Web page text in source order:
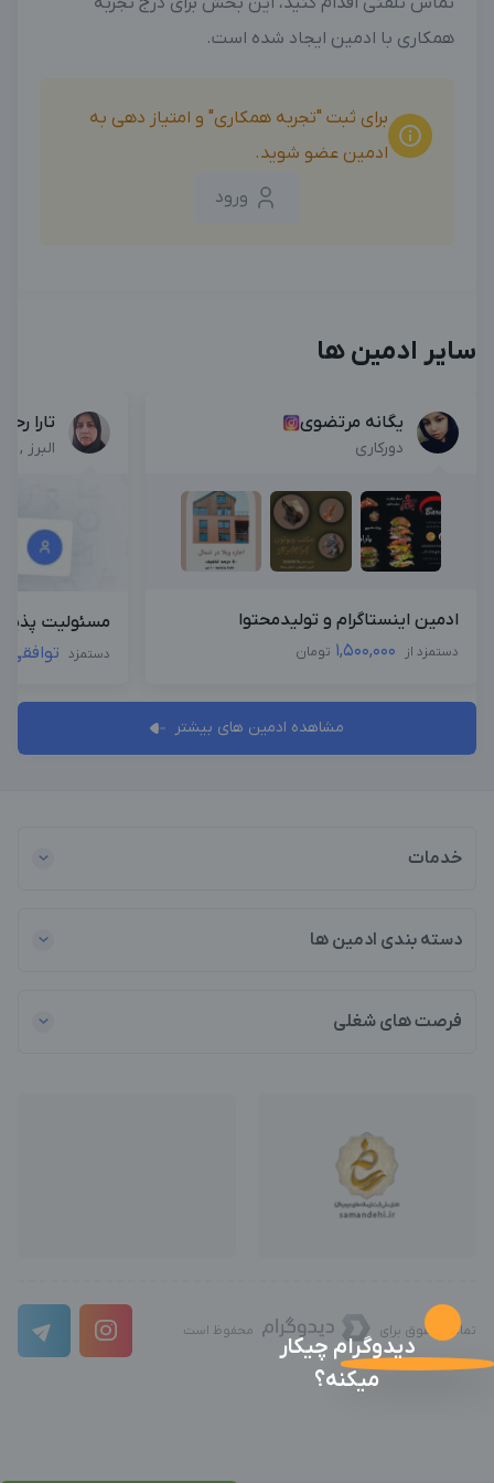
همکاری با ادمین ایجاد شده است.
برای ثبت "تجربه همکاری" و امتیاز دهی به
ادمین عضو شوید.
ورود
سایر ادمین ها
یگانه مرتضوی
دورکاری
ادمین اینستاگرام و تولیدمحتوا
دستمزد از 1,500,000 تومان
تارا
البرز ,
مسئولیت پذیر
دستمزد توافقی
مشاهده ادمین های بیشتر
خدمات
دسته بندی ادمین ها
فرصت های شغلی
تمامی حقوق برای محفوظ است
دیدوگرام چیکار
میکنه؟
بزرگترین پیج ادمینی بزرگترین کانال ادمینی